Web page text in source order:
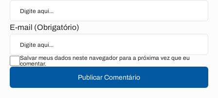
E-mail (Obrigatório)
Salvar meus dados neste navegador para a próxima vez que eu
comentar.
Publicar Comentário